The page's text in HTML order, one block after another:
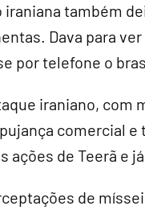
iraniana também
Dava para
por telefone o
iraniano, com
comercial
ações de Teerã e
de